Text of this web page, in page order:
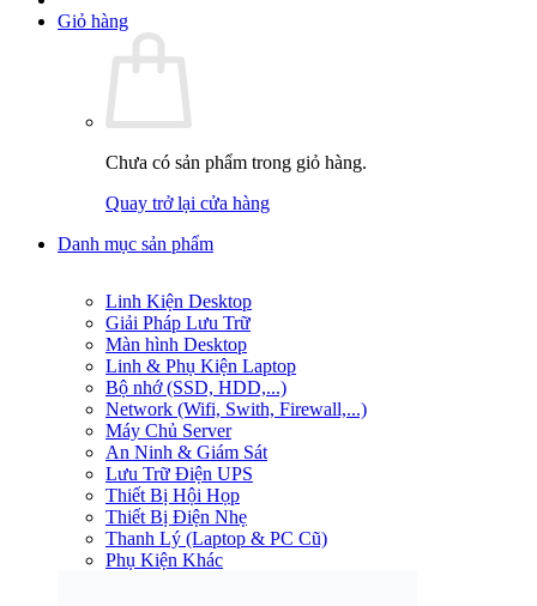
Giỏ hàng
Chưa có sản phẩm trong giỏ hàng.
Quay trở lại cửa hàng
Danh mục sản phẩm
Linh Kiện Desktop
Giải Pháp Lưu Trữ
Màn hình Desktop
Linh & Phụ Kiện Laptop
Bộ nhớ (SSD, HDD,...)
Network (Wifi, Swith, Firewall,...)
Máy Chủ Server
An Ninh & Giám Sát
Lưu Trữ Điện UPS
Thiết Bị Hội Họp
Thiết Bị Điện Nhẹ
Thanh Lý (Laptop & PC Cũ)
Phụ Kiện Khác